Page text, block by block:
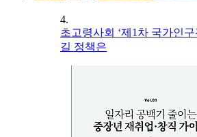
4.
초고령사회 ‘제1차 국가인
길 정책은